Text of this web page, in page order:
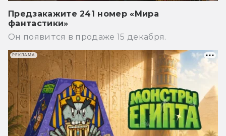
Предзакажите 241 номер «Мира
фантастики»
Он появится в продаже 15 декабря.
РЕКЛАМА